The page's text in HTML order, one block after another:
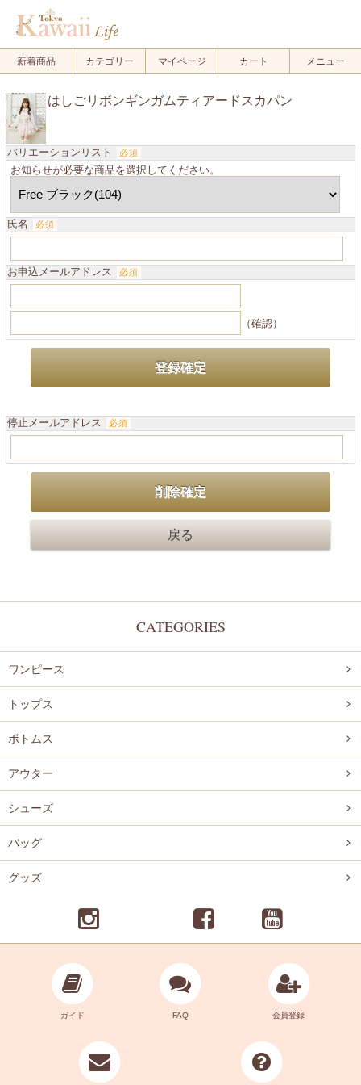
新着商品 カテゴリー マイページ カート メニュー
はしごリボンギンガムティアードスカパン
バリエーションリスト 必須
お知らせが必要な商品を選択してください。
氏名 必須
お申込メールアドレス 必須
（確認）
停止メールアドレス 必須
CATEGORIES
ワンピース
トップス
ボトムス
アウター
シューズ
バッグ
グッズ
ガイド FAQ 会員登録